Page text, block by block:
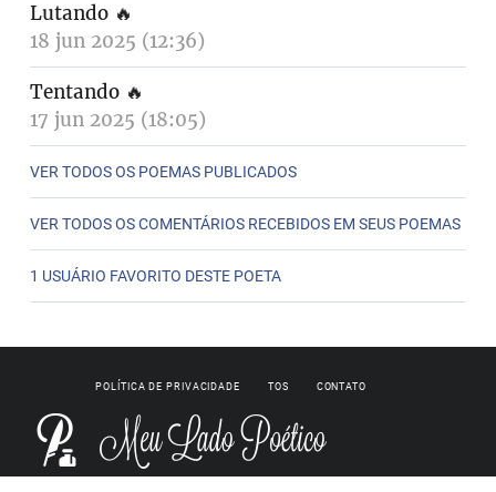
Lutando 🔥
18 jun 2025 (12:36)
Tentando 🔥
17 jun 2025 (18:05)
VER TODOS OS POEMAS PUBLICADOS
VER TODOS OS COMENTÁRIOS RECEBIDOS EM SEUS POEMAS
1 USUÁRIO FAVORITO DESTE POETA
POLÍTICA DE PRIVACIDADE TOS CONTATO